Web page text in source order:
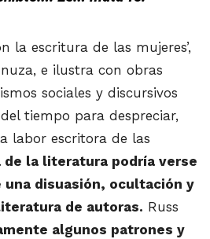
la escritura de las mujeres’,
e ilustra con obras
sociales y discursivos
tiempo para despreciar,
labor escritora de las
de la literatura podría verse
una disuasión, ocultación y
de autoras. Russ
algunos patrones y